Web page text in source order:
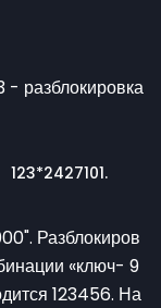
разблокировка
123*2427101.
Разблокиров
«ключ- 9
123456. На